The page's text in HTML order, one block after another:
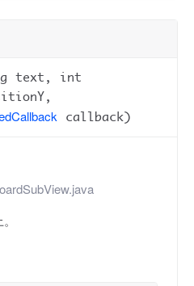
text, int
callback)